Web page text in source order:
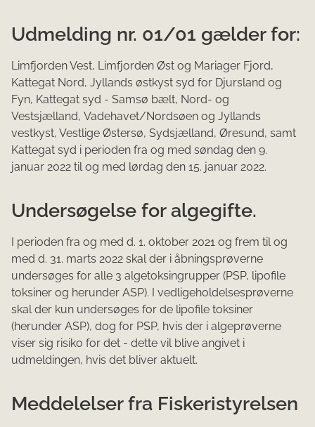
Udmelding nr. 01/01 gælder for:
Limfjorden Vest, Limfjorden Øst og Mariager Fjord,
Kattegat Nord, Jyllands østkyst syd for Djursland og
Fyn, Kattegat syd - Samsø bælt, Nord- og
Vestsjælland, Vadehavet/Nordsøen og Jyllands
vestkyst, Vestlige Østersø, Sydsjælland, Øresund, samt
Kattegat syd i perioden fra og med søndag den 9.
januar 2022 til og med lørdag den 15. januar 2022.
Undersøgelse for algegifte.
I perioden fra og med d. 1. oktober 2021 og frem til og
med d. 31. marts 2022 skal der i åbningsprøverne
undersøges for alle 3 algetoksingrupper (PSP, lipofile
toksiner og herunder ASP). I vedligeholdelsesprøverne
skal der kun undersøges for de lipofile toksiner
(herunder ASP), dog for PSP, hvis der i algeprøverne
viser sig risiko for det - dette vil blive angivet i
udmeldingen, hvis det bliver aktuelt.
Meddelelser fra Fiskeristyrelsen